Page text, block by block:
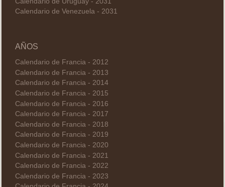
Calendario de Venezuela - 2031
AÑOS
Calendario de Francia - 2012
Calendario de Francia - 2013
Calendario de Francia - 2014
Calendario de Francia - 2015
Calendario de Francia - 2016
Calendario de Francia - 2017
Calendario de Francia - 2018
Calendario de Francia - 2019
Calendario de Francia - 2020
Calendario de Francia - 2021
Calendario de Francia - 2022
Calendario de Francia - 2023